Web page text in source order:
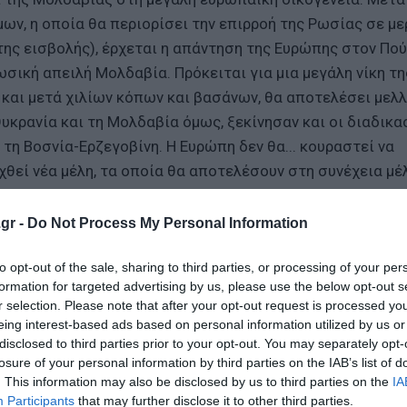
- Do Not Process My Personal Information
opt-out of the sale, sharing to third parties, or processing of your
for targeted advertising by us, please use the below opt-out
selection. Please note that after your opt-out request is processed
interest-based ads based on personal information utilized by us
to third parties prior to your opt-out. You may separately
of your personal information by third parties on the IAB’s list of
This information may also be disclosed by us to third parties on the
Participants that may further disclose it to other third parties.
η οποία θα περιορίσει την επιρροή της Ρωσίας σε
εισβολής), έρχεται η απάντηση της Ευρώπης στον
απειλή Μολδαβία. Πρόκειται για μια μεγάλη νίκη
μετά χιλίων κόπων και βασάνων, θα αποτελέσει
και τη Μολδαβία όμως, ξεκίνησαν και οι
Βοσνία-Ερζεγοβίνη. Η Ευρώπη δεν θα... κουραστεί να
νέα μέλη, τα οποία θα αποτελέσουν στη συνέχεια
έκπληξη, λόγω της αντίθεσης της Ουγγαρίας,
Βίκτωρ Όρμπαν, είχε αποχωρήσει από την
αντίθεση του στην ένταξη της Ουκρανίας και
λέξη στους 26 συν-εταίρους τους στην Ευρωπαϊκή
την απουσία του, αποσοβήθηκε το βέτο και σώθηκε η
η χώρα του από τα ευρωπαϊκά ταμεία. Η φιλία με
ισχύ. Ο Όρμπαν έστω και δια της αποχώρησης